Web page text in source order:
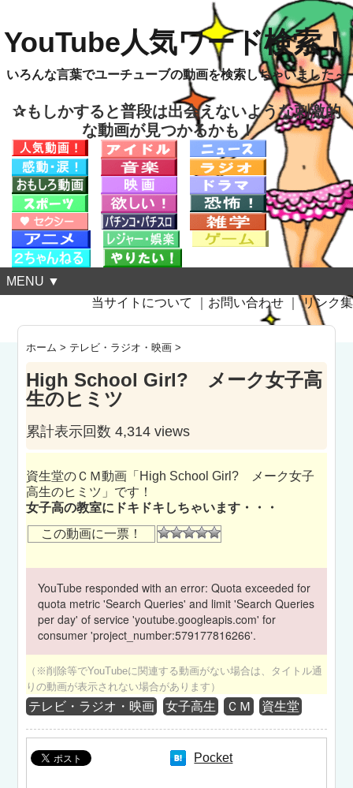
YouTube人気ワード検索！
いろんな言葉でユーチューブの動画を検索しちゃいました～
✰もしかすると普段は出会えないような刺激的
な動画が見つかるかも！
MENU ▼
当サイトについて
お問い合わせ ｜リンク集
ホーム > テレビ・ラジオ・映画 >
High School Girl? メーク女子高
生のヒミツ
累計表示回数 4,314 views
資生堂のＣＭ動画「High School Girl? メーク女子
高生のヒミツ」です！
女子高の教室にドキドキしちゃいます・・・
この動画に一票！
YouTube responded with an error: Quota exceeded for
quota metric 'Search Queries' and limit 'Search Queries
per day' of service 'youtube.googleapis.com' for
consumer 'project_number:579177816266'.
（※削除等でYouTubeに関連する動画がない場合は、タイトル通
りの動画が表示されない場合があります）
テレビ・ラジオ・映画 女子高生 ＣＭ 資生堂
Pocket